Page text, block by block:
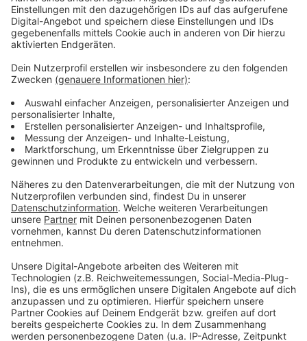
Zustimmung, um den YouTube
Video-Service zu laden!
Wir verwenden einen Service eines
Drittanbieters, um Videoinhalte
einzubetten. Dieser Service kann
Daten zu Ihren Aktivitäten
sammeln. Bitte lesen Sie die
Details durch und stimmen Sie der
Nutzung des Service zu, um dieses
Video anzusehen.
Akzeptieren
powered byUsercentrics Consent
Management Platform
Alvaro Soler - La Libertad
Anzeige